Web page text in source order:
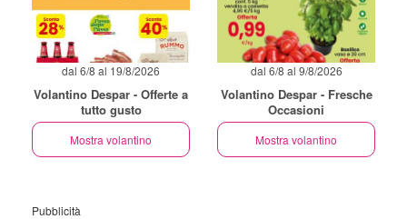
dal 6/8 al 19/8/2026
Volantino Despar - Offerte a
tutto gusto
Mostra volantino
dal 6/8 al 9/8/2026
Volantino Despar - Fresche
Occasioni
Mostra volantino
Pubblicità